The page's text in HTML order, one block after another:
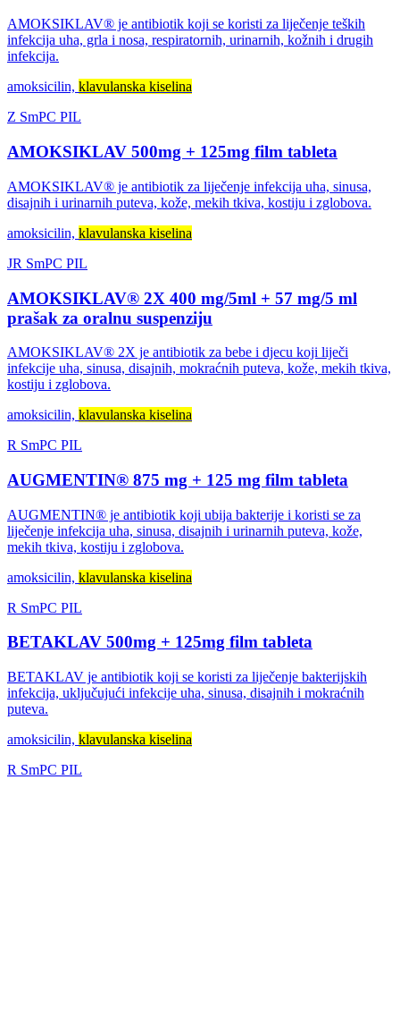
AMOKSIKLAV® je antibiotik koji se koristi za liječenje teških
infekcija uha, grla i nosa, respiratornih, urinarnih, kožnih i drugih
infekcija.
amoksicilin, klavulanska kiselina
Z SmPC PIL
AMOKSIKLAV 500mg + 125mg film tableta
AMOKSIKLAV® je antibiotik za liječenje infekcija uha, sinusa,
disajnih i urinarnih puteva, kože, mekih tkiva, kostiju i zglobova.
amoksicilin, klavulanska kiselina
JR SmPC PIL
AMOKSIKLAV® 2X 400 mg/5ml + 57 mg/5 ml
prašak za oralnu suspenziju
AMOKSIKLAV® 2X je antibiotik za bebe i djecu koji liječi
infekcije uha, sinusa, disajnih, mokraćnih puteva, kože, mekih tkiva,
kostiju i zglobova.
amoksicilin, klavulanska kiselina
R SmPC PIL
AUGMENTIN® 875 mg + 125 mg film tableta
AUGMENTIN® je antibiotik koji ubija bakterije i koristi se za
liječenje infekcija uha, sinusa, disajnih i urinarnih puteva, kože,
mekih tkiva, kostiju i zglobova.
amoksicilin, klavulanska kiselina
R SmPC PIL
BETAKLAV 500mg + 125mg film tableta
BETAKLAV je antibiotik koji se koristi za liječenje bakterijskih
infekcija, uključujući infekcije uha, sinusa, disajnih i mokraćnih
puteva.
amoksicilin, klavulanska kiselina
R SmPC PIL